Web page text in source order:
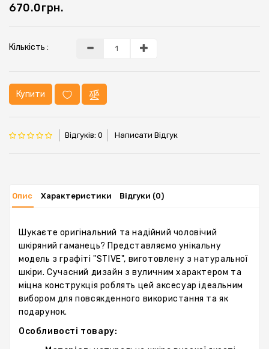
670.0грн.
Кількість :
Купити
Відгуків: 0 Написати Відгук
Опис Характеристики Відгуки (0)
Шукаєте оригінальний та надійний чоловічий
шкіряний гаманець? Представляємо унікальну
модель з графіті "STIVE", виготовлену з натуральної
шкіри. Сучасний дизайн з вуличним характером та
міцна конструкція роблять цей аксесуар ідеальним
вибором для повсякденного використання та як
подарунок.
Особливості товару: